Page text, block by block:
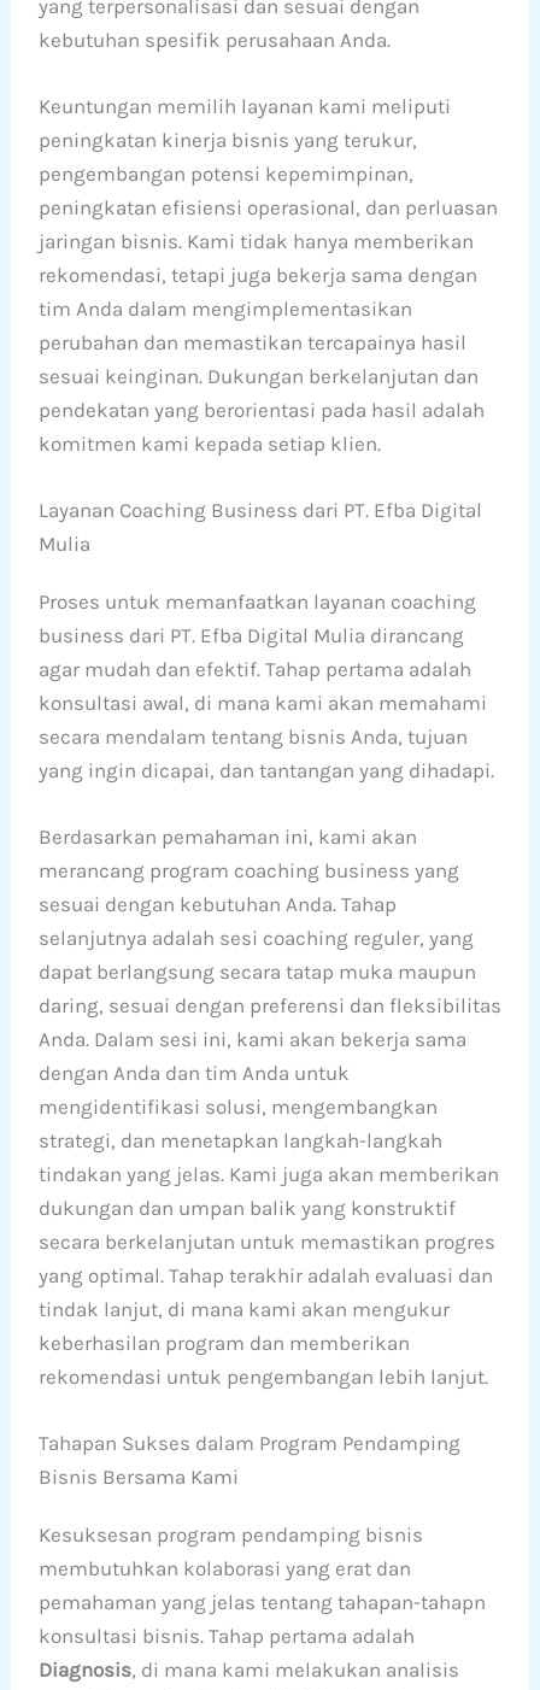
yang terpersonalisasi dan sesuai dengan
kebutuhan spesifik perusahaan Anda.
Keuntungan memilih layanan kami meliputi
peningkatan kinerja bisnis yang terukur,
pengembangan potensi kepemimpinan,
peningkatan efisiensi operasional, dan perluasan
jaringan bisnis. Kami tidak hanya memberikan
rekomendasi, tetapi juga bekerja sama dengan
tim Anda dalam mengimplementasikan
perubahan dan memastikan tercapainya hasil
sesuai keinginan. Dukungan berkelanjutan dan
pendekatan yang berorientasi pada hasil adalah
komitmen kami kepada setiap klien.
Layanan Coaching Business dari PT. Efba Digital
Mulia
Proses untuk memanfaatkan layanan coaching
business dari PT. Efba Digital Mulia dirancang
agar mudah dan efektif. Tahap pertama adalah
konsultasi awal, di mana kami akan memahami
secara mendalam tentang bisnis Anda, tujuan
yang ingin dicapai, dan tantangan yang dihadapi.
Berdasarkan pemahaman ini, kami akan
merancang program coaching business yang
sesuai dengan kebutuhan Anda. Tahap
selanjutnya adalah sesi coaching reguler, yang
dapat berlangsung secara tatap muka maupun
daring, sesuai dengan preferensi dan fleksibilitas
Anda. Dalam sesi ini, kami akan bekerja sama
dengan Anda dan tim Anda untuk
mengidentifikasi solusi, mengembangkan
strategi, dan menetapkan langkah-langkah
tindakan yang jelas. Kami juga akan memberikan
dukungan dan umpan balik yang konstruktif
secara berkelanjutan untuk memastikan progres
yang optimal. Tahap terakhir adalah evaluasi dan
tindak lanjut, di mana kami akan mengukur
keberhasilan program dan memberikan
rekomendasi untuk pengembangan lebih lanjut.
Tahapan Sukses dalam Program Pendamping
Bisnis Bersama Kami
Kesuksesan program pendamping bisnis
membutuhkan kolaborasi yang erat dan
pemahaman yang jelas tentang tahapan-tahapn
konsultasi bisnis. Tahap pertama adalah
Diagnosis, di mana kami melakukan analisis